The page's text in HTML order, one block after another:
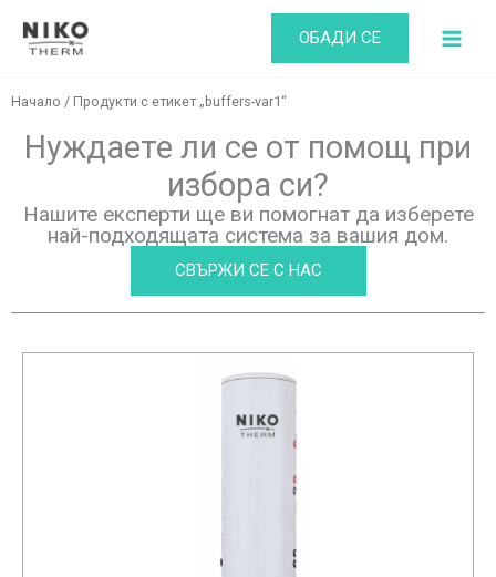
ОБАДИ СЕ
Начало / Продукти с етикет „buffers-var1“
Нуждаете ли се от помощ при
избора си?
Нашите експерти ще ви помогнат да изберете
най-подходящата система за вашия дом.
СВЪРЖИ СЕ С НАС